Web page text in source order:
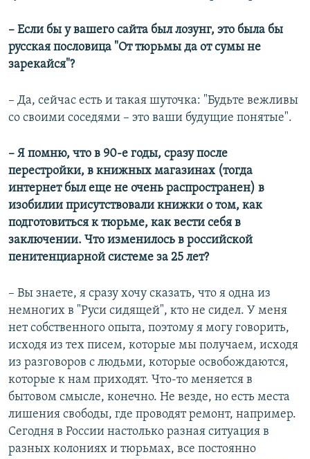
– Если бы у вашего сайта был лозунг, это была бы
русская пословица "От тюрьмы да от сумы не
зарекайся"?
– Да, сейчас есть и такая шуточка: "Будьте вежливы
со своими соседями – это ваши будущие понятые".
– Я помню, что в 90-е годы, сразу после
перестройки, в книжных магазинах (тогда
интернет был еще не очень распространен) в
изобилии присутствовали книжки о том, как
подготовиться к тюрьме, как вести себя в
заключении. Что изменилось в российской
пенитенциарной системе за 25 лет?
– Вы знаете, я сразу хочу сказать, что я одна из
немногих в "Руси сидящей", кто не сидел. У меня
нет собственного опыта, поэтому я могу говорить,
исходя из тех писем, которые мы получаем, исходя
из разговоров с людьми, которые освобождаются,
которые к нам приходят. Что-то меняется в
бытовом смысле, конечно. Не везде, но есть места
лишения свободы, где проводят ремонт, например.
Сегодня в России настолько разная ситуация в
разных колониях и тюрьмах, все постоянно